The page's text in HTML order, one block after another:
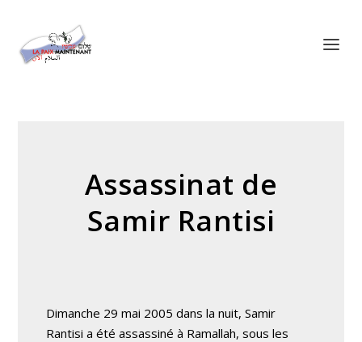
Assassinat de
Samir Rantisi
Dimanche 29 mai 2005 dans la nuit, Samir
Rantisi a été assassiné à Ramallah, sous les